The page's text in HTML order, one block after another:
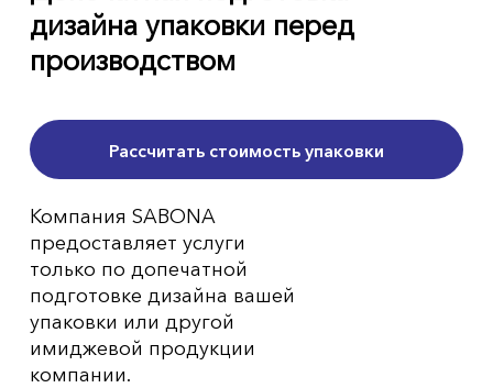
дизайна упаковки перед
производством
Раcсчитать стоимость упаковки
Компания SABONA
предоставляет услуги
только по допечатной
подготовке дизайна вашей
упаковки или другой
имиджевой продукции
компании.